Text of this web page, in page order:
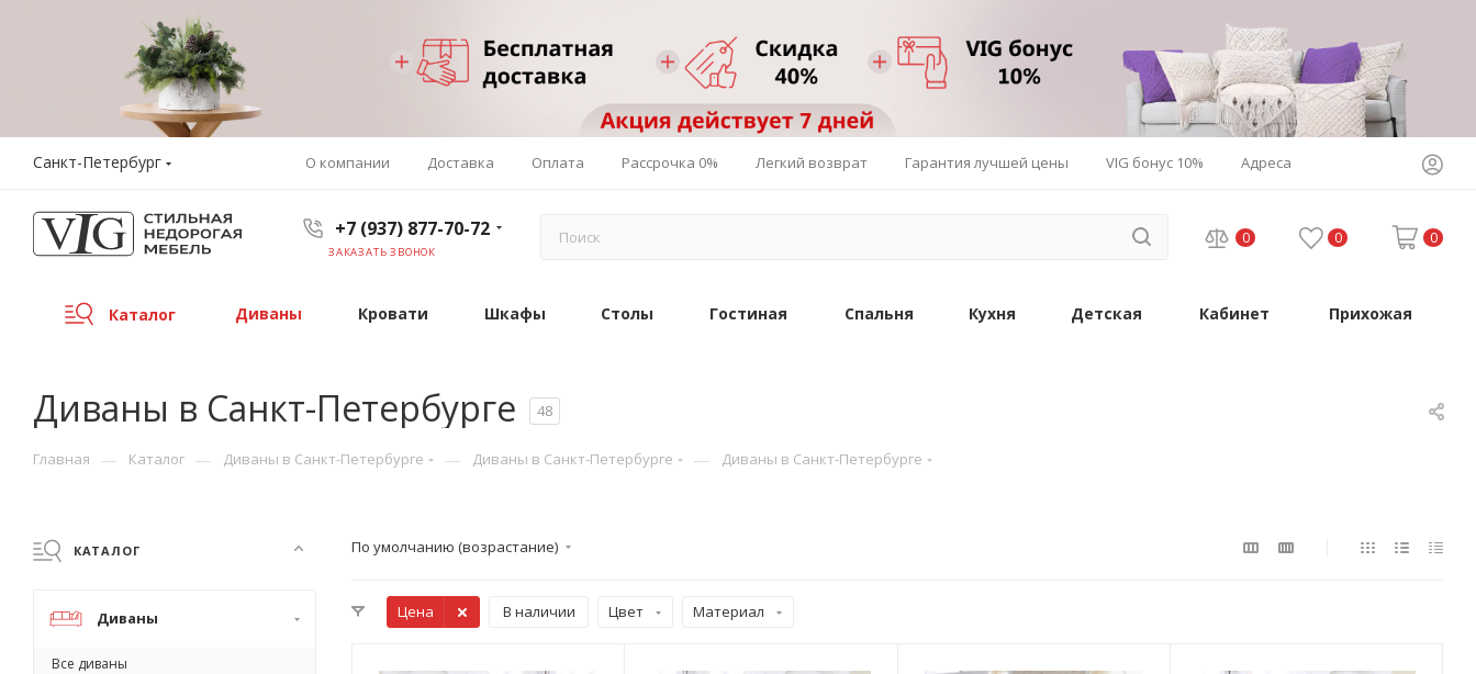
Санкт-Петербург О компании Доставка Оплата Рассрочка 0% Легкий возврат Гарантия лучшей цены VIG бонус 10% Адреса
+7 (937) 877-70-72
ЗАКАЗАТЬ ЗВОНОК
0 0 0
Каталог Диваны Кровати Шкафы Столы Гостиная Спальня Кухня Детская Кабинет Прихожая
Диваны в Санкт-Петербурге 48
Главная — Каталог — Диваны в Санкт-Петербурге — Диваны в Санкт-Петербурге — Диваны в Санкт-Петербурге
По умолчанию (возрастание)
Цена В наличии Цвет Материал
КАТАЛОГ
Диваны
Все диваны